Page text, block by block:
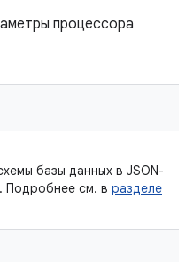
процессора
базы данных в JSON-
Подробнее см. в разделе